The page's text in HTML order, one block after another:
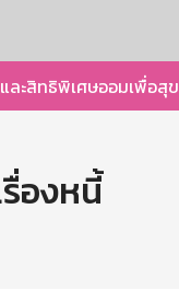
ละสิทธิพิเศษออมเพื่อสุข
องหนี้